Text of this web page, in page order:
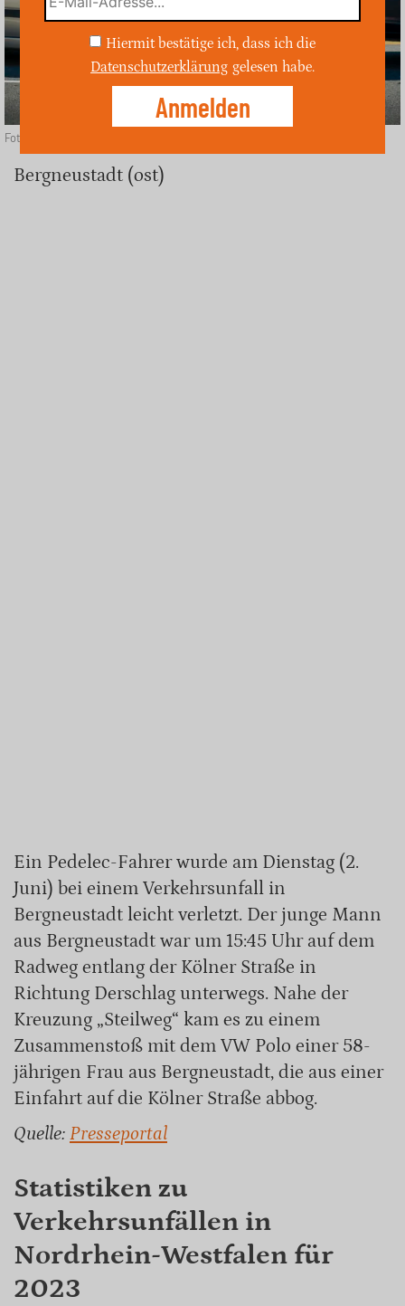
Foto: Depositphotos
Bergneustadt (ost)
Ein Pedelec-Fahrer wurde am Dienstag (2.
Juni) bei einem Verkehrsunfall in
Bergneustadt leicht verletzt. Der junge Mann
aus Bergneustadt war um 15:45 Uhr auf dem
Radweg entlang der Kölner Straße in
Richtung Derschlag unterwegs. Nahe der
Kreuzung „Steilweg“ kam es zu einem
Zusammenstoß mit dem VW Polo einer 58-
jährigen Frau aus Bergneustadt, die aus einer
Einfahrt auf die Kölner Straße abbog.
Quelle: Presseportal
Statistiken zu
Verkehrsunfällen in
Nordrhein-Westfalen für
2023
Hiermit bestätige ich, dass ich die
Datenschutzerklärung gelesen habe.